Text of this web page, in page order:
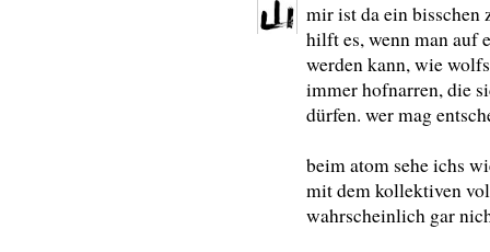
mir ist da ein bisschen
hilft es, wenn man auf
werden kann, wie
immer hofnarren, die
dürfen. wer mag
beim atom sehe ichs
mit dem kollektiven
wahrscheinlich gar